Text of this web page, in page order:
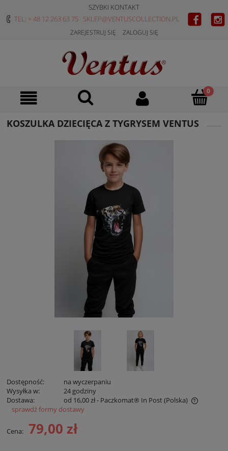
SZYBKI KONTAKT
TEL: + 48 12 263 63 75 SKLEP@VENTUSCOLLECTION.PL
ZAREJESTRUJ SIĘ ZALOGUJ SIĘ
KOSZULKA DZIECIĘCA Z TYGRYSEM VENTUS
Dostępność:
na wyczerpaniu
Wysyłka w:
24 godziny
Dostawa:
od 16,00 zł- Paczkomat® In Post(Polska)
Cena nie zawiera ewentualnych kosztów płatności
sprawdź formy dostawy
Cena: 79,00 zł